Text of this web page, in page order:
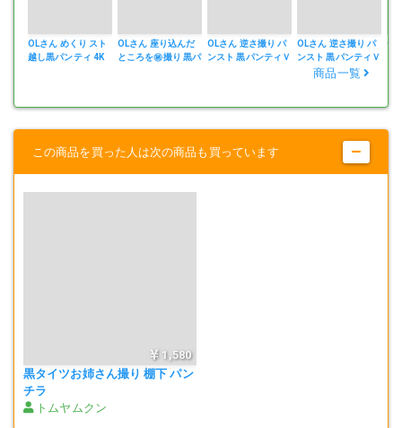
OLさん めくり スト
越し黒パンティ 4K
OLさん 座り込んだ
ところを㊙撮り 黒パ
OLさん 逆さ撮り パ
ンスト 黒パンティＶ
OLさん 逆さ撮り パ
ンスト 黒パンティＶ
ＯＬ２
OL
商品一覧
この商品を買った人は次の商品も買っています
1,580
黒タイツお姉さん撮り 棚下 パン
チラ
トムヤムクン